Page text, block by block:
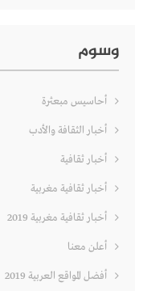
وسوم
أحاسيس مبعثرة
أخبار الثقافة والأدب
أخبار ثقافية
أخبار ثقافية مغربية
أخبار ثقافية مغربية 2019
أعلن معنا
أفضل المواقع العربية 2019